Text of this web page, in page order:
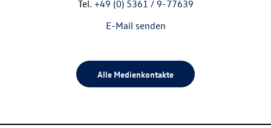
Tel. +49 (0) 5361 / 9-77639
E-Mail senden
Alle Medienkontakte